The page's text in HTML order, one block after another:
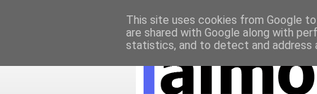
ΝΟΜΙΚΗ ΣΗΜΕΙΩΣΗ ΔΙΑΦΗΜΙΣΗ
This site uses cookies from Google
are shared with Google along with
statistics, and to detect and address